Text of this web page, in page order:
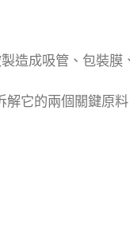
造成吸管、包裝膜
它的兩個關鍵原料